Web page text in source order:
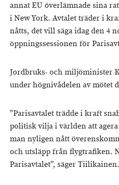
annat EU överlämnade sina
i New York. Avtalet träder i
nåtts, det vill säga idag den 4
öppningssessionen för
Jordbruks- och miljöminister
under högnivådelen av mötet
”Parisavtalet trädde i kraft
politisk vilja i världen att
man nyligen nått
och utsläpp från flygtrafiken.
Parisavtalet”, säger Tiilikainen.